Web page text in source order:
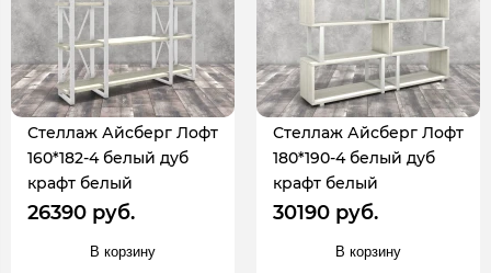
Стеллаж Айсберг Лофт
160*182-4 белый дуб
крафт белый
26390 руб.
В корзину
Стеллаж Айсберг Лофт
180*190-4 белый дуб
крафт белый
30190 руб.
В корзину